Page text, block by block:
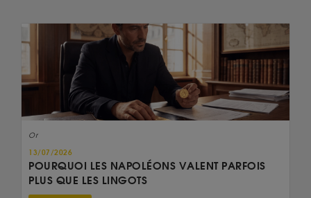
Or
13/07/2026
POURQUOI LES NAPOLÉONS VALENT PARFOIS
PLUS QUE LES LINGOTS